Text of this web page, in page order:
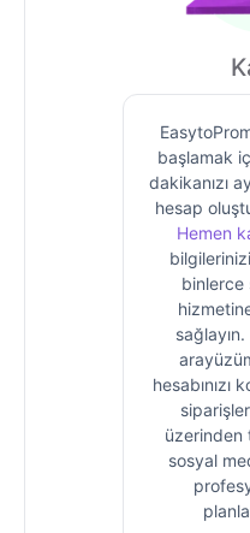
başlamak
dakikanızı
hesap
Hemen
binlerce
sağlayın.
hesabınızı
üzerinden
sosyal